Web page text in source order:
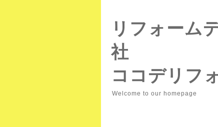
リフォーム
社
ココデリフ
Welcome to our homepage